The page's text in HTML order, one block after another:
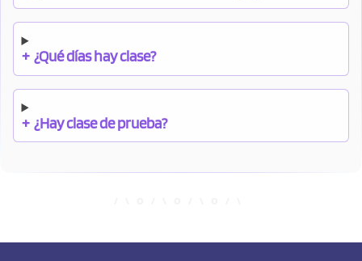
+ ¿Qué días hay clase?
+ ¿Hay clase de prueba?